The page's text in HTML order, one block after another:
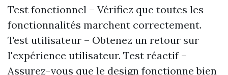
Test fonctionnel – Vérifiez que toutes les
fonctionnalités marchent correctement.
Test utilisateur – Obtenez un retour sur
l'expérience utilisateur. Test réactif –
Assurez-vous que le design fonctionne bien